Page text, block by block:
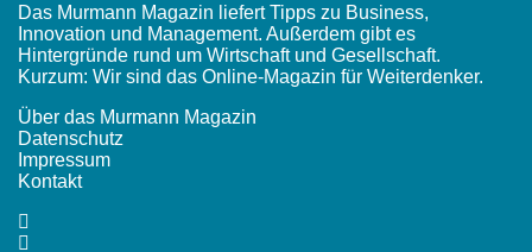
Das Murmann Magazin liefert Tipps zu Business,
Innovation und Management. Außerdem gibt es
Hintergründe rund um Wirtschaft und Gesellschaft.
Kurzum: Wir sind das Online-Magazin für Weiterdenker.
Über das Murmann Magazin
Datenschutz
Impressum
Kontakt